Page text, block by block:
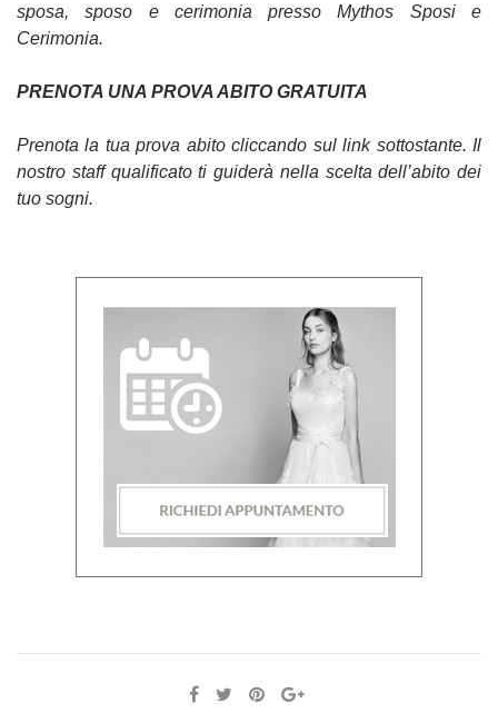
sposa, sposo e cerimonia presso Mythos Sposi e
Cerimonia.
PRENOTA UNA PROVA ABITO GRATUITA
Prenota la tua prova abito cliccando sul link sottostante. Il
nostro staff qualificato ti guiderà nella scelta dell’abito dei
tuo sogni.